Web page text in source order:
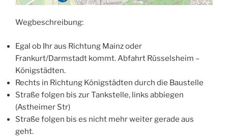
Wegbeschreibung:
Egal ob Ihr aus Richtung Mainz oder
Frankurt/Darmstadt kommt. Abfahrt Rüsselsheim –
Königstädten.
Rechts in Richtung Königstädten durch die Baustelle
Straße folgen bis zur Tankstelle, links abbiegen
(Astheimer Str)
Straße folgen bis es nicht mehr weiter gerade aus
geht.